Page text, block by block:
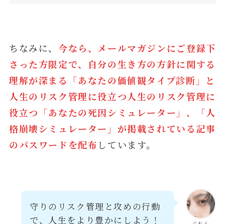
ちなみに、 今なら、メールマガジンにご登録下
さった方限定で、自分の生き方の方針に関する
理解が深まる「あなたの価値観タイプ診断」と
人生のリスク管理に役立つ人生のリスク管理に
役立つ「あなたの死因シミュレーター」 、「人
格崩壊シミュレーター 」が掲載されている記事
のパスワードを配布 しています。
守りのリスク管理と攻めの行動
で、人生をより豊かにしよう！